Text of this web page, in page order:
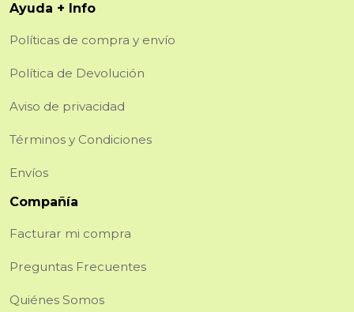
Ayuda + Info
Políticas de compra y envío
Política de Devolución
Aviso de privacidad
Términos y Condiciones
Envíos
Compañía
Facturar mi compra
Preguntas Frecuentes
Quiénes Somos